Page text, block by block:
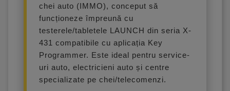
chei auto (IMMO), conceput să
funcționeze împreună cu
testerele/tabletele LAUNCH din seria X-
431 compatibile cu aplicația Key
Programmer. Este ideal pentru service-
uri auto, electricieni auto și centre
specializate pe chei/telecomenzi.